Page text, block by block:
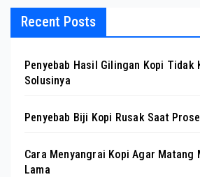
Recent Posts
Penyebab Hasil Gilingan Kopi Tidak
Solusinya
Penyebab Biji Kopi Rusak Saat
Cara Menyangrai Kopi Agar Matang
Lama